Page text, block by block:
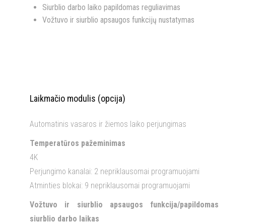
Siurblio darbo laiko papildomas reguliavimas
Vožtuvo ir siurblio apsaugos funkcijų nustatymas
Laikmačio modulis (opcija)
Automatinis vasaros ir žiemos laiko perjungimas
Temperatūros pažeminimas
4K
Perjungimo kanalai: 2 nepriklausomai programuojami
Atminties blokai: 9 nepriklausomai programuojami
Vožtuvo ir siurblio apsaugos funkcija/papildomas
siurblio darbo laikas